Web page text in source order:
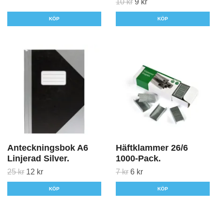
10 kr 9 kr
KÖP
Anteckningsbok A6
Linjerad Silver.
25 kr 12 kr
KÖP
Häftklammer 26/6
1000-Pack.
7 kr 6 kr
KÖP